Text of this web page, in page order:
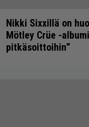
Nikki Sixxillä on
Mötley Crüe -
pitkäsoittoihin”